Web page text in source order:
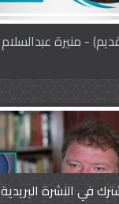
- منيرة عبدالسلام
في النشرة البريدية